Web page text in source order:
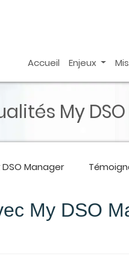
Accueil Enjeux
My
DSO Manager
My DSO